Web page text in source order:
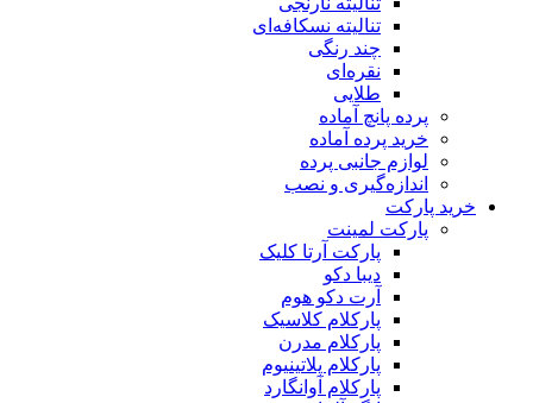
تنالیته نسکافه‌ای
چند رنگی
نقره‌ای
طلایی
پرده پانچ آماده
خرید پرده آماده
لوازم جانبی پرده
اندازه‌گیری و نصب
خرید پارکت
پارکت لمینت
پارکت آرتا کلیک
دیبا دکو
آرت دکو هوم
پارکلام کلاسیک
پارکلام مدرن
پارکلام پلاتینیوم
پارکلام آوانگارد